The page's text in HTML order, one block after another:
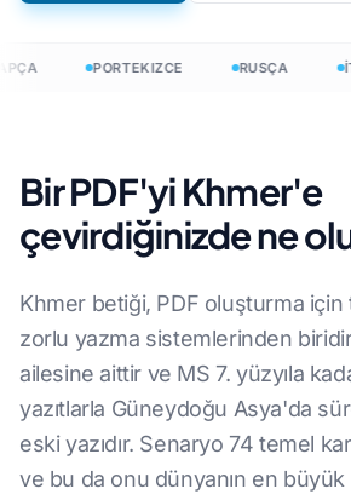
PORTEKIZCE RUSÇA
Bir PDF'yi Khmer'e
çevirdiğinizde ne
Khmer betiği, PDF oluşturma için
zorlu yazma sistemlerinden
ailesine aittir ve MS 7. yüzyıla
yazıtlarla Güneydoğu Asya'da
eski yazıdır. Senaryo 74 temel
ve bu da onu dünyanın en